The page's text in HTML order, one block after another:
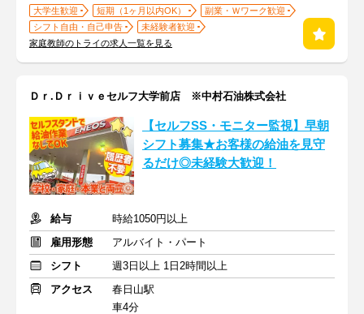
大学生歓迎 短期（1ヶ月以内OK）
副業・Ｗワーク歓迎
シフト自由・自己申告
未経験者歓迎
家庭教師のトライの求人一覧を見る
Ｄｒ.Ｄｒｉｖｅセルフ大学前店 ※中村石油株式会社
【セルフSS・モニター監視】早朝
シフト募集★お客様の給油を見守
るだけ◎未経験大歓迎！
給与
時給1050円以上
雇用形態
アルバイト・パート
シフト
週3日以上 1日2時間以上
アクセス
春日山駅
車4分